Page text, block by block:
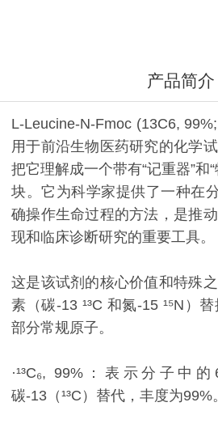
产品简介
L-Leucine-N-Fmoc (13C6,
用于前沿生物医药研究的化学
把它理解成一个带有“记重器”和
块。它为科学家提供了一种在
确操作生命过程的方法，是推
现和临床诊断研究的重要工具。
这是该试剂的核心价值和特殊
素（碳-13 ¹³C 和氮-15 ¹⁵N）
部分常规原子。
·¹³C₆, 99%：表示分子中
碳-13（¹³C）替代，丰度为99%。